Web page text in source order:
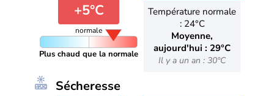
+5°C
normale
Plus chaud que la normale
Température normale
: 24°C
Moyenne,
aujourd'hui : 29°C
Il y a un an : 30°C
Sécheresse